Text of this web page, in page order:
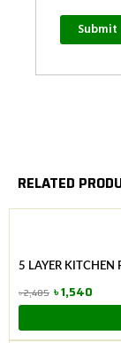
RELATED
5 LAYER KITCHEN
৳2,485
price
৳1,540
price